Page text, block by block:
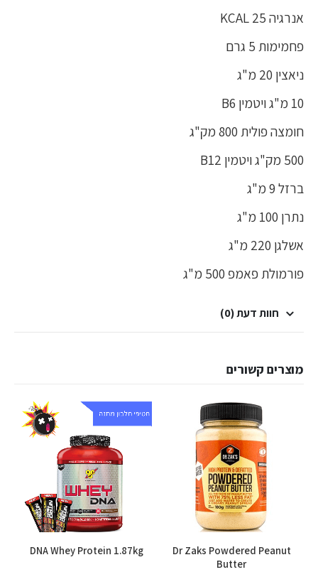
אנרגיה 25 KCAL
פחמימות 5 גרם
ניאצין 20 מ"ג
10 מ"ג ויטמין B6
חומצה פולית 800 מק"ג
500 מק"ג ויטמין B12
ברזל 9 מ"ג
נתרן 100 מ"ג
אשלגן 220 מ"ג
פורמולת פאמפ 500 מ"ג
חוות דעת (0)
מוצרים קשורים
Dr Zaks Powdered Peanut
Butter
DNA Whey Protein 1.87kg